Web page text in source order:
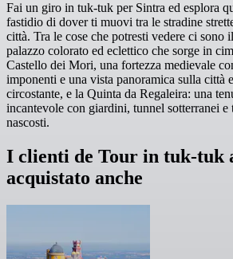
Fai un giro in tuk-tuk per Sintra ed esplora
fastidio di dover ti muovi tra le stradine
città. Tra le cose che potresti vedere ci sono
palazzo colorato ed eclettico che sorge in
Castello dei Mori, una fortezza medievale
imponenti e una vista panoramica sulla città
circostante, e la Quinta da Regaleira: una
incantevole con giardini, tunnel sotterranei e
nascosti.
I clienti de Tour in tuk-tuk
acquistato anche